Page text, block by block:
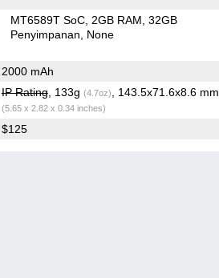
MT6589T SoC 2GB RAM 32GB
Penyimpanan
None
2000 mAh
IP Rating, 133g (4.7oz) , 143.5x71.6x8.6 mm
(5.65 x 2.82 x 0.34 inches)
$125